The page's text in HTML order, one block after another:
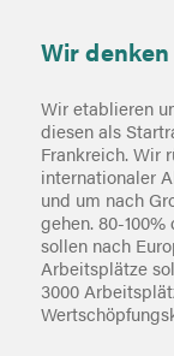
Wir
Wir etablieren
diesen als
Frankreich. Wir
internationaler
und um nach
gehen. 80-
sollen nach
Arbeitsplätze
3000